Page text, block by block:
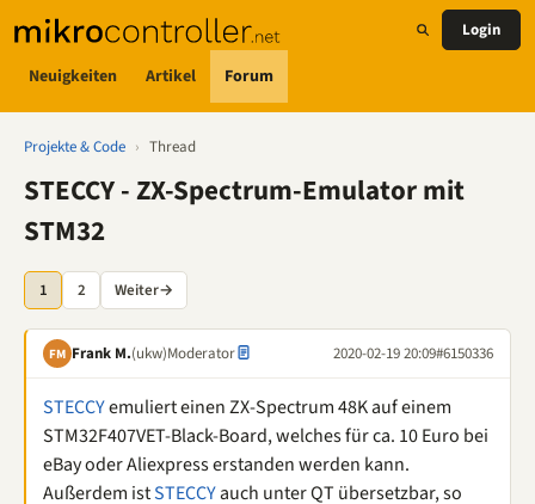
Neuigkeiten Artikel Forum
Login
Projekte & Code › Thread
STECCY - ZX-Spectrum-Emulator mit
STM32
1 2 Weiter→
FM Frank M.(ukw)Moderator 2020-02-19 20:09#6150336
STECCYemuliert einen ZX-Spectrum 48K auf einem
STM32F407VET-Black-Board, welches für ca. 10 Euro bei
eBay oder Aliexpress erstanden werden kann.
Außerdem istSTECCYauch unter QT übersetzbar, so